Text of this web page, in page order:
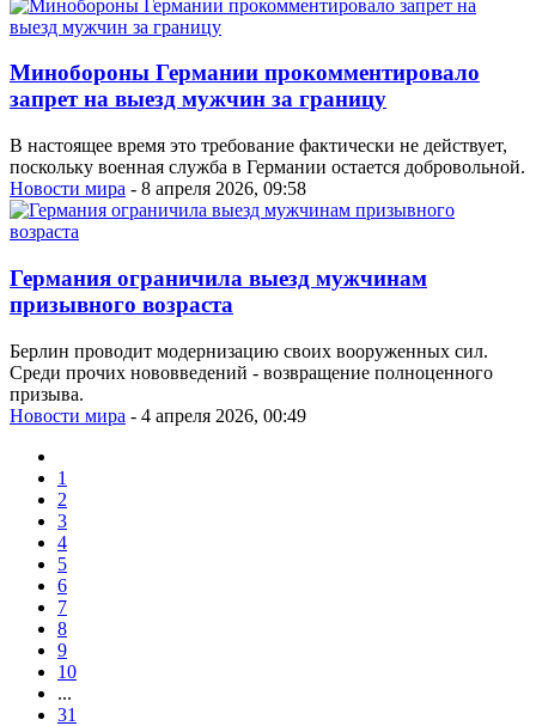
Минобороны Германии прокомментировало
запрет на выезд мужчин за границу
В настоящее время это требование фактически не действует,
поскольку военная служба в Германии остается добровольной.
Новости мира - 8 апреля 2026, 09:58
Германия ограничила выезд мужчинам
призывного возраста
Берлин проводит модернизацию своих вооруженных сил.
Среди прочих нововведений - возвращение полноценного
призыва.
Новости мира - 4 апреля 2026, 00:49
1
2
3
4
5
6
7
8
9
10
...
31